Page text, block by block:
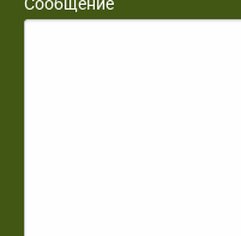
Сообщение